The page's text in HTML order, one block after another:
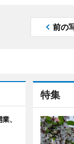
前の
特集
、